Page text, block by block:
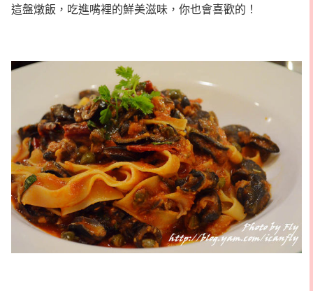
這盤燉飯，吃進嘴裡的鮮美滋味，你也會喜歡的！